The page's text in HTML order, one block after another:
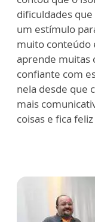
dificuldades que
um estímulo
muito conteúdo
aprende muitas
confiante com
nela desde que
mais
coisas e fica